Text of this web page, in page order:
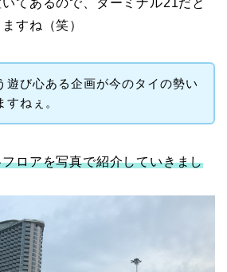
てあるので、ターミナル21だと
すね（笑）
遊び心ある企画が今のタイの勢い
すねぇ。
ロアを写真で紹介していきまし